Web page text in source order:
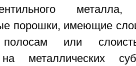
порошки, имеющие
или
на металлических